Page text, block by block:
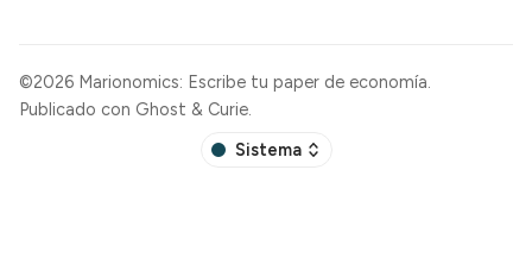
©2026 Marionomics: Escribe tu paper de economía.
Publicado con Ghost & Curie.